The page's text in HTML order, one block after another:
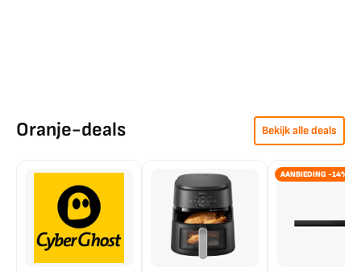
Oranje-deals Bekijk alle deals
AANBIEDING -14%